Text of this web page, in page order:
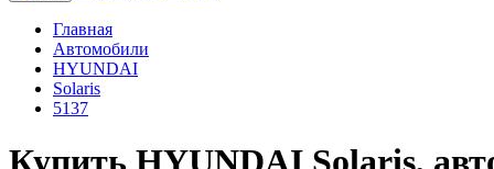
Главная
Автомобили
HYUNDAI
Solaris
5137